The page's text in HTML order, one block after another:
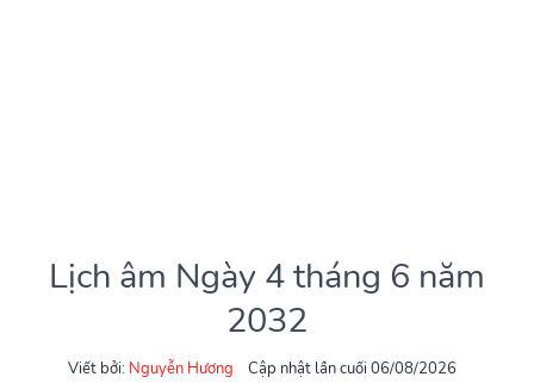
Lịch âm Ngày 4 tháng 6 năm
2032
Viết bởi: Nguyễn Hương
Cập nhật lần cuối 06/08/2026